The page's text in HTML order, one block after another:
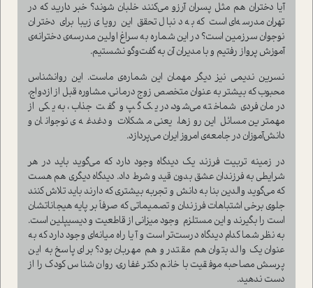
آیا دختران هم مثل پسران آرزو می‌کنند خلبان شوند؟ خبر دارید که در
تهران مدرسه‌ای است که به دنبال تحقق این رویای زیبا برای دختران
نوجوان سرزمین است؟ در این شماره به سراغ اولین مدرسه‌ی دخترانه‌ی
آموزش پرواز رفتیم و با مدیران آن به گفت‌وگو نشستیم.
نسرین ندیمی نیز دیگر مهمان این شماره‌ی ماست. این روانشناس
محبوب که بیشتر به عنوان متخصص زوج درمانی، مشاوره قبل از ازدواج،
درمان فردی شماخته می‌شود، در یک گپ و گفت جذاب، به یکی از
مهمترین مسائل این روزها، یعنی مشکلات و دغدغه‌ی نوجوانان و
دانش‌آموزان در جامعه‌ی امروز ایران می‌پردازد.
در زمینه تربیت فرزند یک دیدگاه وجود دارد که می‌گوید باید در هر
شرایطی به فرزندان عشق بدون قید و شرط داد. دیدگاه دیگری هم هست
که می‌گوید والدین بنا به دانش و تجربه بیشتری که دارند باید تلاش کنند
جلوی برخی اشتباهات فرزندان و تصمیماتی که صرفاً بر پایه هیجاناتشان
است را بگیرند و این مستلزم وجود میزانی از قاطعیت و دیسیپلین است.
به نظر شما کدام دیدگاه درست‌تر است و آیا راه میانه‌ای وجود دارد که به
عنوان یک والد بتوان هم مقتدر و هم مهربان بود؟ برای پاسخ به این
پرسش مصاحبه موفقیت با خانم دکتر غفاری، روان شناس کودک را از
دست ندهید.